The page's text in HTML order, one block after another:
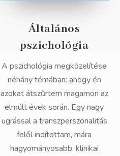
Általános
pszichológia
A pszichológia megközelítése
néhány témában: ahogy én
azokat átszűrtem magamon az
elmúlt évek során. Egy nagy
ugrással a transzperszonalitás
felől indítottam, mára
hagyományosabb, klinikai